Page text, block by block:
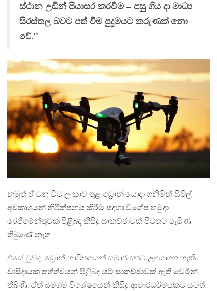
ස්ථාන උඩින් පියාසර කරවීම – පසු ගිය දා මාධ්‍ය
සිරස්තල බවට පත් වීම පුදුමයට කරුණක් නො
වේ.’’
නමුත් ඒ වන විට ලංකාව තුළ ඩ්‍රෝන් යොදා ගනිමින් සිවිල්
අවකාශයන් නිරීක්ෂනය කිරීම සදහා විශේෂ හමුදා
රෙජිමේන්තුවක් පිළිබද කිසිදු සාකච්ඡාවක් පිටතට පැමිණ
තිබුණේ නැත.
එසේ වුවද, ඩ්‍රෝන් භාවිතයෙන් සමාජයකට උපයාගත හැකි
වාසිදායක තත්ත්වයන් පිළිබද යම් සාකච්ඡාවක් ඇති වෙමින්
තිබිණි. ඒත් සමගම විශේෂයෙන් කිසිදු ආචාරධර්මයකට යටත්